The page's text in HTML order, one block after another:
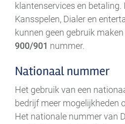
klantenservices en betaling.
Kansspelen, Dialer en
kunnen geen gebruik
900/901 nummer.
Nationaal nummer
Het gebruik van een
bedrijf meer mogelijkheden
Het nationale nummer van